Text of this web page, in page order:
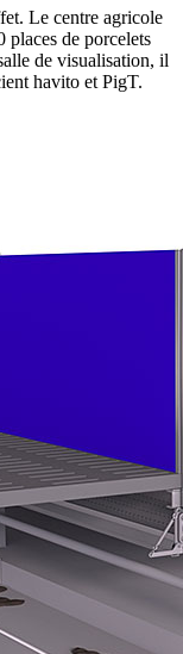
Le centre agricole
places de porcelets
de visualisation, il
havito et PigT.